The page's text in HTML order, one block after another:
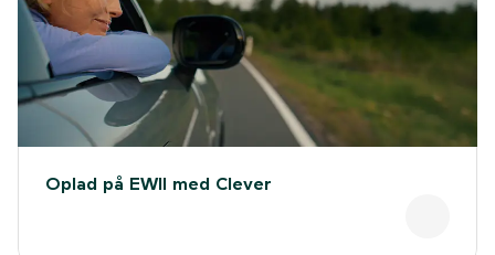
Oplad på EWII med Clever